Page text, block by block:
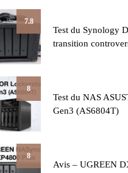
7.8
Test du Synology
transition
8
Test du NAS
Gen3 (AS6804T)
8
Avis – UGREEN